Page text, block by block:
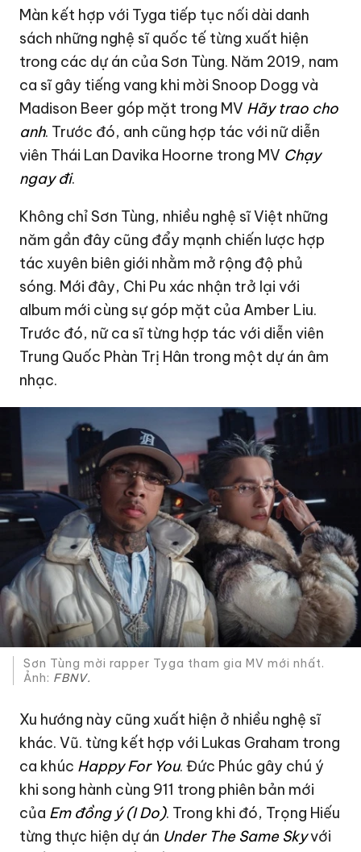
Màn kết hợp với Tyga tiếp tục nối dài danh
sách những nghệ sĩ quốc tế từng xuất hiện
trong các dự án của Sơn Tùng. Năm 2019, nam
ca sĩ gây tiếng vang khi mờiSnoop Dogg và
Madison Beer góp mặt trong MV Hãy trao cho
anh. Trước đó, anh cũng hợp tác với nữ diễn
viên Thái Lan Davika Hoorne trong MV Chạy
ngay đi.
Không chỉ Sơn Tùng, nhiều nghệ sĩ Việt những
năm gần đây cũng đẩy mạnh chiến lược hợp
tác xuyên biên giới nhằm mở rộng độ phủ
sóng. Mới đây, Chi Pu xác nhận trở lại với
album mới cùng sự góp mặt của Amber Liu.
Trước đó, nữ ca sĩ từng hợp tác với diễn viên
Trung Quốc Phàn Trị Hân trong một dự án âm
nhạc.
Sơn Tùng mời rapper Tyga tham gia MV mới nhất.
Ảnh: FBNV.
Xu hướng này cũng xuất hiện ở nhiều nghệ sĩ
khác. Vũ. từng kết hợp với Lukas Graham trong
ca khúc Happy For You. Đức Phúc gây chú ý
khi song hành cùng 911 trong phiên bản mới
của Em đồng ý (I Do). Trong khi đó, Trọng Hiếu
từng thực hiện dự án Under The Same Skyvới